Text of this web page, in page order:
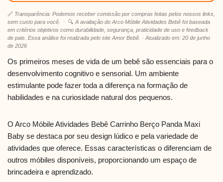
🔗 Transparência: Podemos receber comissão por compras feitas pelos nossos links,
sem custo para você.
· 🔍 A avaliação do Arco Móbile Atividades Bebê foi baseada
em critérios objetivos como durabilidade, segurança, praticidade de uso e feedback
de pais. Essa análise foi realizada pelo site Amor Bebê. · Atualizado em: 20 de junho
de 2026
Os primeiros meses de vida de um bebê são essenciais para o
desenvolvimento cognitivo e sensorial. Um ambiente
estimulante pode fazer toda a diferença na formação de
habilidades e na curiosidade natural dos pequenos.
O Arco Móbile Atividades Bebê Carrinho Berço Panda Maxi
Baby se destaca por seu design lúdico e pela variedade de
atividades que oferece. Essas características o diferenciam de
outros móbiles disponíveis, proporcionando um espaço de
brincadeira e aprendizado.